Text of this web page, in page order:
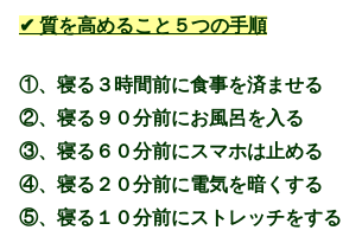
✔ 質を高めること５つの手順
①、寝る３時間前に食事を済ませる
②、寝る９０分前にお風呂を入る
③、寝る６０分前にスマホは止める
④、寝る２０分前に電気を暗くする
⑤、寝る１０分前にストレッチをする